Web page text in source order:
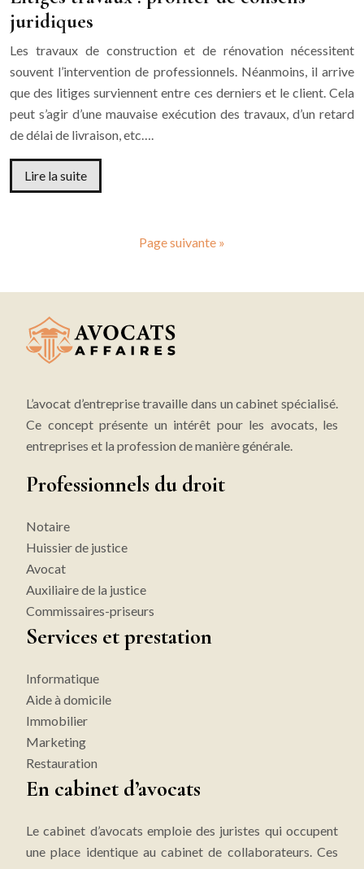
juridiques
Les travaux de construction et de rénovation nécessitent
souvent l’intervention de professionnels. Néanmoins, il arrive
que des litiges surviennent entre ces derniers et le client. Cela
peut s’agir d’une mauvaise exécution des travaux, d’un retard
de délai de livraison, etc….
Lire la suite
Page suivante »
L’avocat d’entreprise travaille dans un cabinet spécialisé.
Ce concept présente un intérêt pour les avocats, les
entreprises et la profession de manière générale.
Professionnels du droit
Notaire
Huissier de justice
Avocat
Auxiliaire de la justice
Commissaires-priseurs
Services et prestation
Informatique
Aide à domicile
Immobilier
Marketing
Restauration
En cabinet d’avocats
Le cabinet d’avocats emploie des juristes qui occupent
une place identique au cabinet de collaborateurs. Ces